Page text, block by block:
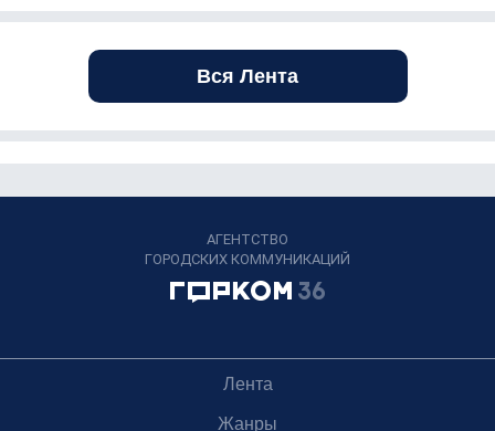
Вся Лента
АГЕНТСТВО
ГОРОДСКИХ КОММУНИКАЦИЙ
Лента
Жанры